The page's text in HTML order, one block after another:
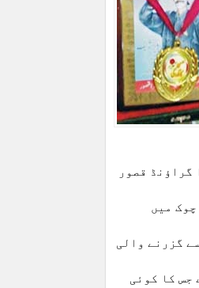
گراؤنڈ قصور
میں
گزرنے والی
جس کا کوئی